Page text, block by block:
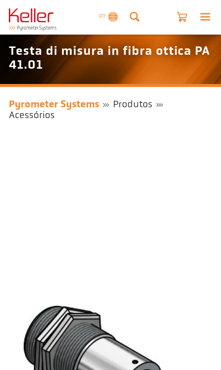
PT
Testa di misura in fibra ottica PA
41.01
Pyrometer Systems
Produtos
Acessórios